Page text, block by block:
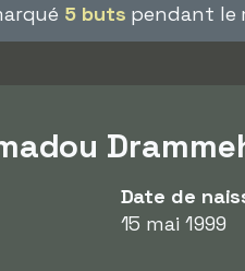
5 buts pendant le
Date de
15 mai 1999